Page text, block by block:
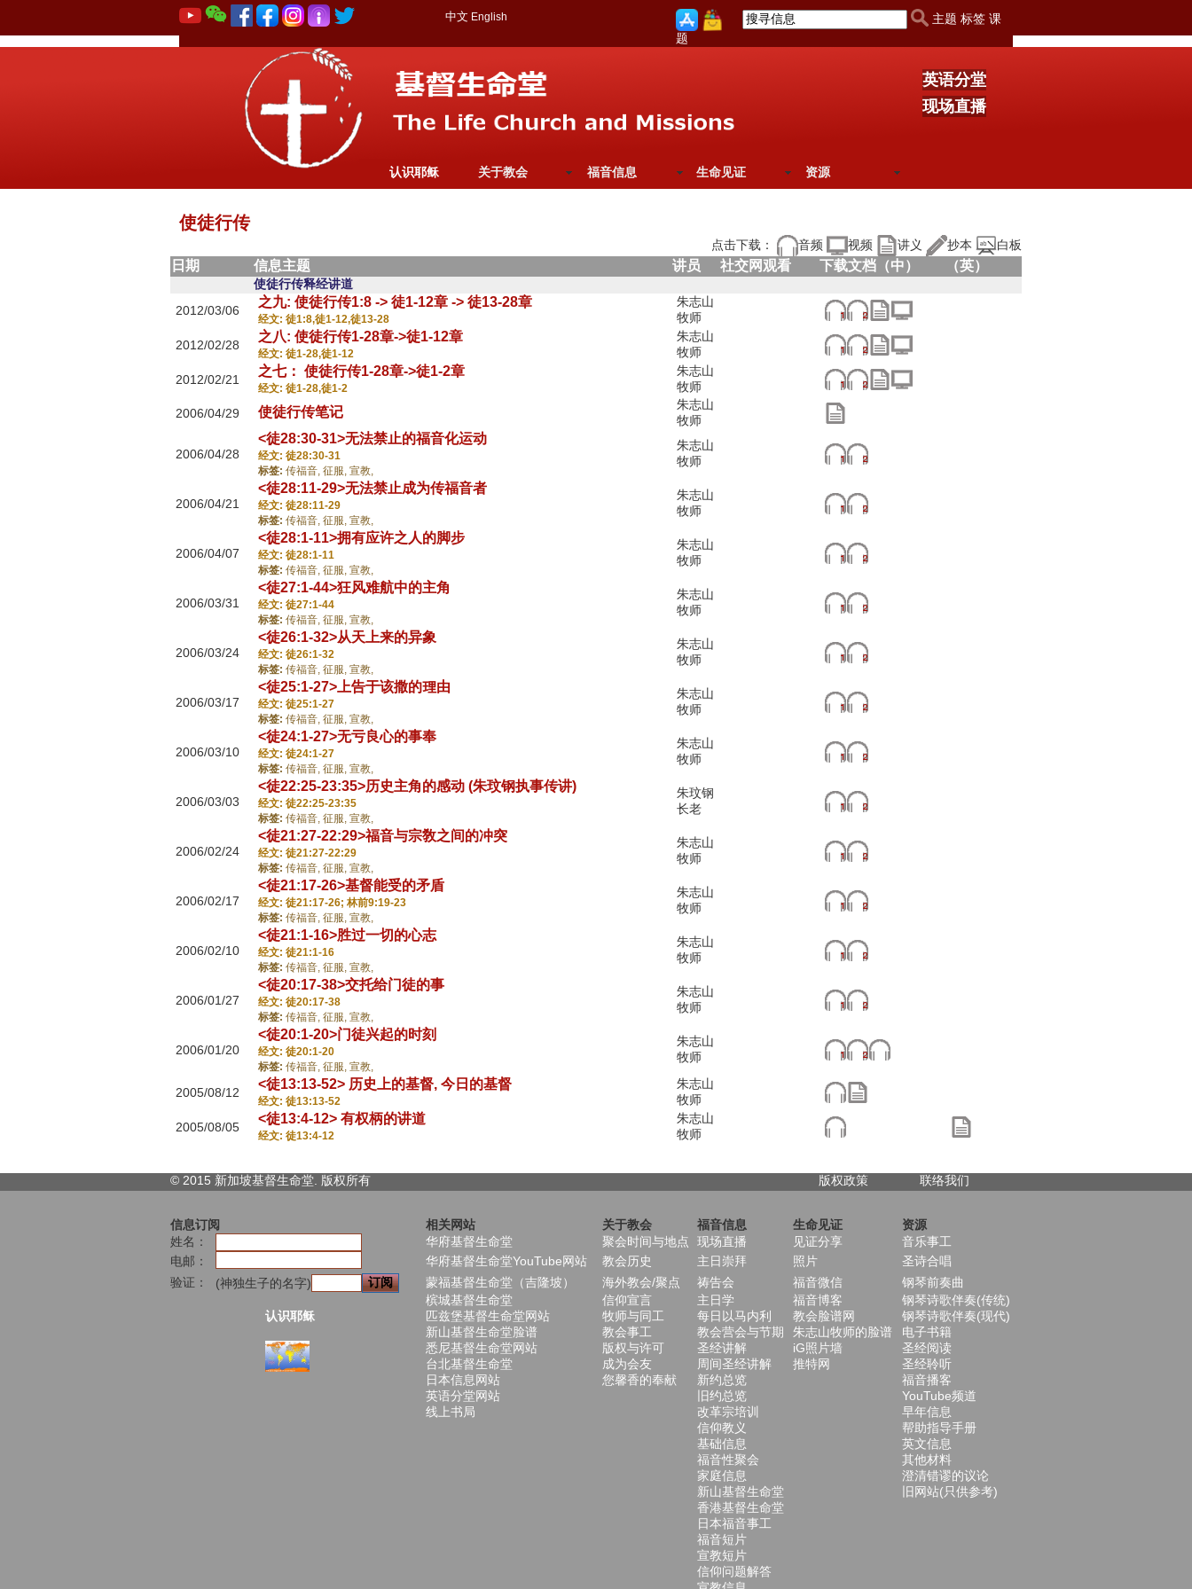
中文 English
主题 标签 课
题
英语分堂
现场直播
认识耶稣 关于教会 福音信息 生命见证 资源
使徒行传
点击下载： 音频 视频 讲义 抄本 白板
日期 信息主题 讲员 社交网观看 下载文档（中） （英）
使徒行传释经讲道
2012/03/06
之九: 使徒行传1:8 -> 徒1-12章 -> 徒13-28章
经文: 徒1:8,徒1-12,徒13-28
朱志山
牧师
2012/02/28
之八: 使徒行传1-28章->徒1-12章
经文: 徒1-28,徒1-12
朱志山
牧师
2012/02/21
之七： 使徒行传1-28章->徒1-2章
经文: 徒1-28,徒1-2
朱志山
牧师
2006/04/29
使徒行传笔记
朱志山
牧师
2006/04/28
<徒28:30-31>无法禁止的福音化运动
经文: 徒28:30-31
标签: 传福音, 征服, 宣教,
朱志山
牧师
2006/04/21
<徒28:11-29>无法禁止成为传福音者
经文: 徒28:11-29
标签: 传福音, 征服, 宣教,
朱志山
牧师
2006/04/07
<徒28:1-11>拥有应许之人的脚步
经文: 徒28:1-11
标签: 传福音, 征服, 宣教,
朱志山
牧师
2006/03/31
<徒27:1-44>狂风难航中的主角
经文: 徒27:1-44
标签: 传福音, 征服, 宣教,
朱志山
牧师
2006/03/24
<徒26:1-32>从天上来的异象
经文: 徒26:1-32
标签: 传福音, 征服, 宣教,
朱志山
牧师
2006/03/17
<徒25:1-27>上告于该撒的理由
经文: 徒25:1-27
标签: 传福音, 征服, 宣教,
朱志山
牧师
2006/03/10
<徒24:1-27>无亏良心的事奉
经文: 徒24:1-27
标签: 传福音, 征服, 宣教,
朱志山
牧师
2006/03/03
<徒22:25-23:35>历史主角的感动 (朱玟钢执事传讲)
经文: 徒22:25-23:35
标签: 传福音, 征服, 宣教,
朱玟钢
长老
2006/02/24
<徒21:27-22:29>福音与宗敎之间的冲突
经文: 徒21:27-22:29
标签: 传福音, 征服, 宣教,
朱志山
牧师
2006/02/17
<徒21:17-26>基督能受的矛盾
经文: 徒21:17-26; 林前9:19-23
标签: 传福音, 征服, 宣教,
朱志山
牧师
2006/02/10
<徒21:1-16>胜过一切的心志
经文: 徒21:1-16
标签: 传福音, 征服, 宣教,
朱志山
牧师
2006/01/27
<徒20:17-38>交托给门徒的事
经文: 徒20:17-38
标签: 传福音, 征服, 宣教,
朱志山
牧师
2006/01/20
<徒20:1-20>门徒兴起的时刻
经文: 徒20:1-20
标签: 传福音, 征服, 宣教,
朱志山
牧师
2005/08/12
<徒13:13-52> 历史上的基督, 今日的基督
经文: 徒13:13-52
朱志山
牧师
2005/08/05
<徒13:4-12> 有权柄的讲道
经文: 徒13:4-12
朱志山
牧师
© 2015 新加坡基督生命堂. 版权所有 版权政策 联络我们
信息订阅 相关网站 关于教会 福音信息 生命见证
资源
姓名：
华府基督生命堂 聚会时间与地点 现场直播 见证分享
音乐事工
电邮：
华府基督生命堂YouTube网站 教会历史 主日崇拜 照片
圣诗合唱
验证：
(神独生子的名字) 蒙福基督生命堂（吉隆坡） 海外教会/聚点 祷告会 福音微信
钢琴前奏曲
槟城基督生命堂
信仰宣言 主日学 福音博客
钢琴诗歌伴奏(传统)
认识耶稣
匹兹堡基督生命堂网站 牧师与同工 每日以马内利 教会脸谱网
钢琴诗歌伴奏(现代)
新山基督生命堂脸谱
教会事工 教会营会与节期 朱志山牧师的脸谱
电子书籍
悉尼基督生命堂网站
版权与许可 圣经讲解 iG照片墙
圣经阅读
台北基督生命堂
成为会友 周间圣经讲解 推特网
圣经聆听
日本信息网站
您馨香的奉献 新约总览
福音播客
英语分堂网站
旧约总览
YouTube频道
线上书局
改革宗培训
早年信息
信仰教义
帮助指导手册
基础信息
英文信息
福音性聚会
其他材料
家庭信息
澄清错谬的议论
新山基督生命堂
旧网站(只供参考)
香港基督生命堂
日本福音事工
福音短片
宣教短片
信仰问题解答